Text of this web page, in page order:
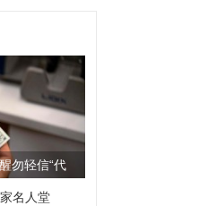
勿轻信“代
名人堂